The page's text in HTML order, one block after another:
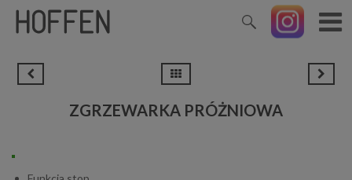
ZGRZEWARKA PRÓŻNIOWA